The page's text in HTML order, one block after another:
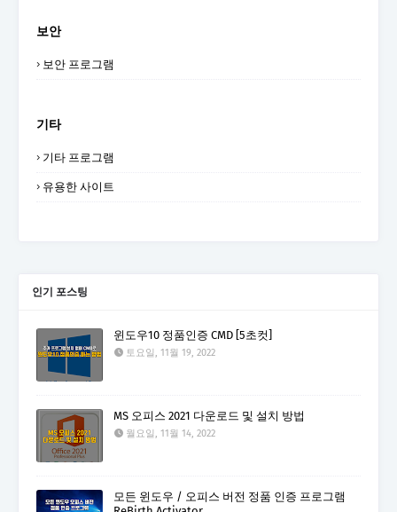
보안
보안 프로그램
기타
기타 프로그램
유용한 사이트
인기 포스팅
윈도우10 정품인증 CMD [5초컷]
토요일, 11월 19, 2022
MS 오피스 2021 다운로드 및 설치 방법
월요일, 11월 14, 2022
모든 윈도우 / 오피스 버전 정품 인증 프로그램